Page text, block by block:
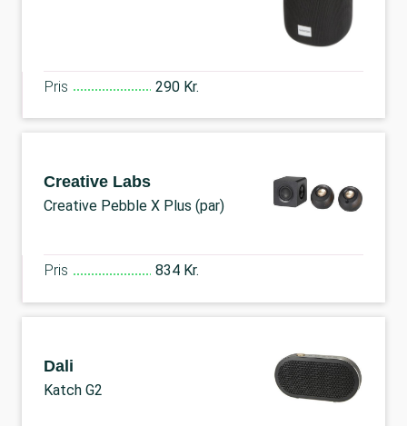
Pris 290 Kr.
Creative Labs
Creative Pebble X Plus (par)
Pris 834 Kr.
Dali
Katch G2